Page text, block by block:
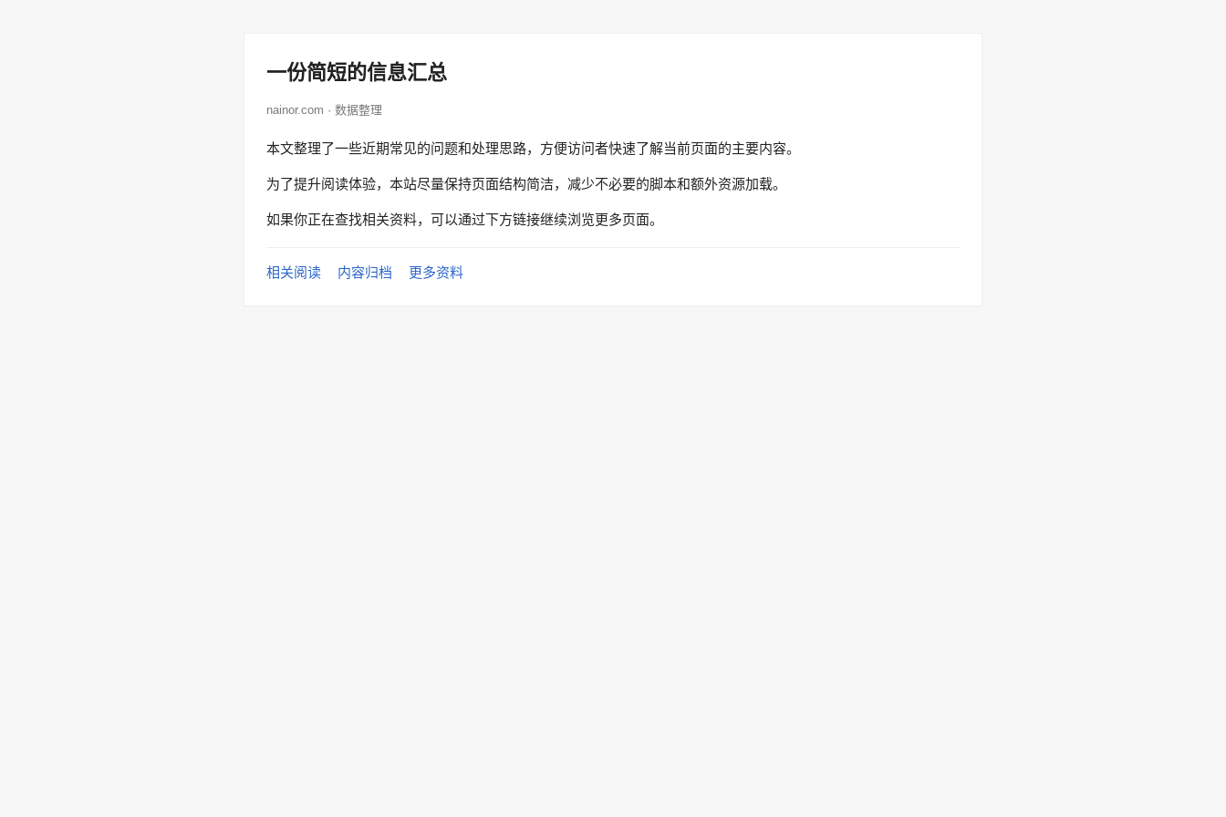
一份简短的信息汇总
nainor.com · 数据整理
本文整理了一些近期常见的问题和处理思路，方便访问者快速了解当前页面的主要内容。
为了提升阅读体验，本站尽量保持页面结构简洁，减少不必要的脚本和额外资源加载。
如果你正在查找相关资料，可以通过下方链接继续浏览更多页面。
相关阅读 内容归档 更多资料